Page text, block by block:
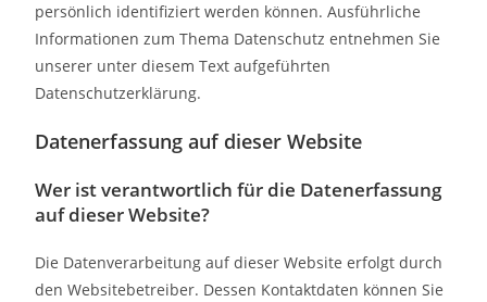
persönlich identifiziert werden können. Ausführliche
Informationen zum Thema Datenschutz entnehmen Sie
unserer unter diesem Text aufgeführten
Datenschutzerklärung.
Datenerfassung auf dieser Website
Wer ist verantwortlich für die Datenerfassung
auf dieser Website?
Die Datenverarbeitung auf dieser Website erfolgt durch
den Websitebetreiber. Dessen Kontaktdaten können Sie